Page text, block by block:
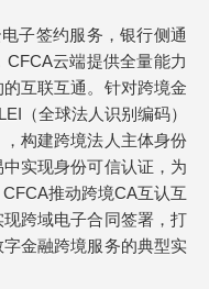
子签约服务，银行侧通
云端提供全量能力
互联互通。针对跨境金
（全球法人识别编码）
构建跨境法人主体身份
实现身份可信认证，为
推动跨境CA互认互
跨域电子合同签署，打
金融跨境服务的典型实